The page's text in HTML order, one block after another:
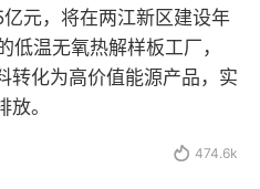
元，将在两江新区建设年
低温无氧热解样板工厂，
转化为高价值能源产品，实
。
 474.6k